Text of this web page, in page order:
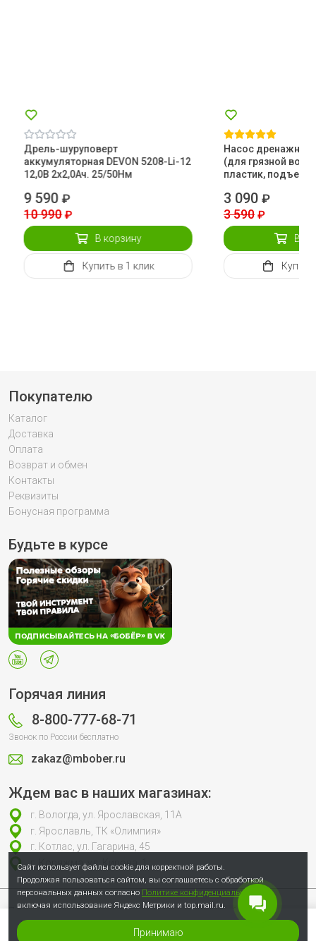
Дрель-шуруповерт
аккумуляторная DEVON 5208-Li-12
12,0В 2х2,0Ач. 25/50Нм
9 590₽
10 990 ₽
В корзину
Купить в 1 клик
Насос дренажный
(для грязной
пластик, подъем
3 090 ₽
3 590 ₽
В
Купить
Сайт использует файлы cookie для корректной работы.
Продолжая пользоваться сайтом, вы соглашаетесь с обработкой
персональных данных согласно Политике конфиденциальности
включая использование Яндекс Метрики и top.mail.ru.
Принимаю
Покупателю
Каталог
Доставка
Оплата
Возврат и обмен
Контакты
Реквизиты
Бонусная программа
Будьте в курсе
Горячая линия
8-800-777-68-71
Звонок по России бесплатно
zakaz@mbober.ru
Ждем вас в наших магазинах:
г. Вологда, ул. Ярославская, 11А
г. Ярославль, ТК «Олимпия»
г. Котлас, ул. Гагарина, 45
г. Коряжма, ул. Кирова, 1
Продолжая пользоваться сайтом, вы соглашаетесь с обработкой
персональных данных согласноПолитике конфиденциальности
, включая
использование Яндекс Метрики и top.mail.ru.